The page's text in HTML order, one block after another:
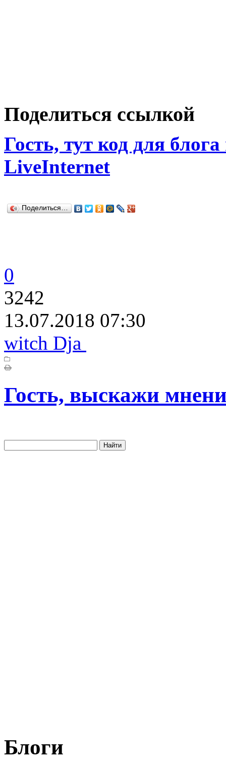
Поделиться ссылкой
Гость, тут код для
LiveInternet
Поделиться…
0
3242
13.07.2018 07:30
witch Dja
Гость, выскажи
Блоги